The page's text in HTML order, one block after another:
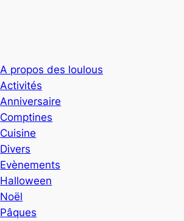
A propos des loulous
Activités
Anniversaire
Comptines
Cuisine
Divers
Evènements
Halloween
Noël
Pâques